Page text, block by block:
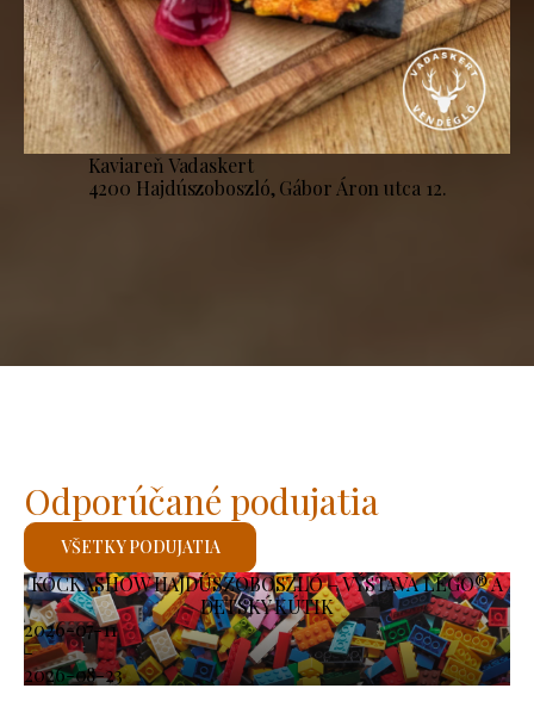
Kaviareň Vadaskert
4200 Hajdúszoboszló, Gábor Áron utca 12.
KOCKASHOW HAJDÚSZOBOSZLÓ – VÝSTAVA LEGO® A
DETSKÝ KÚTIK
2026-07-11
-
2026-08-23
Odporúčané podujatia
VŠETKY PODUJATIA